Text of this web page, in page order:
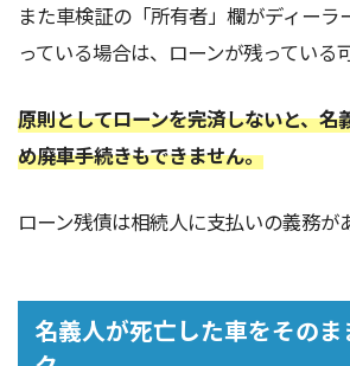
また車検証の「所有者」欄がディーラ
っている場合は、ローンが残っている
原則としてローンを完済しないと、名
め廃車手続きもできません。
ローン残債は相続人に支払いの義務が
名義人が死亡した車をその